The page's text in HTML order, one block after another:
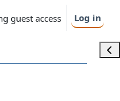
guest access Log in